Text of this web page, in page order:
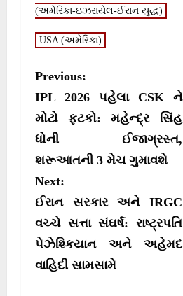
r
)
(અમેરિકા-ઇઝરાયેલ-ઈરાન યુદ્ધ)
USA (અમેરિકા)
P
o
s
t
n
a
v
i
g
Previous:
IPL 2026 પહેલા CSK ને
મોટો ફટકો: મહેન્દ્ર સિંહ
ધોની ઈજાગ્રસ્ત,
શરૂઆતની 3 મેચ ગુમાવશે
Next:
ઈરાન સરકાર અને IRGC
વચ્ચે સત્તા સંઘર્ષ: રાષ્ટ્રપતિ
પેઝેશ્કિયાન અને અહેમદ
વાહિદી સામસામે